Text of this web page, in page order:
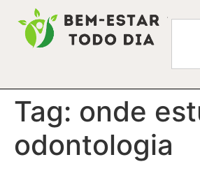
Tag: onde
odontologia